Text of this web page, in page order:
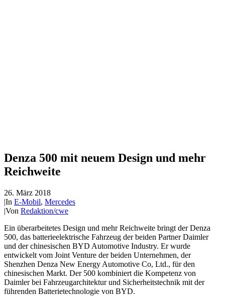
Denza 500 mit neuem Design und mehr
Reichweite
26. März 2018
|In E-Mobil, Mercedes
|Von Redaktion/cwe
Ein überarbeitetes Design und mehr Reichweite bringt der Denza
500, das batterieelektrische Fahrzeug der beiden Partner Daimler
und der chinesischen BYD Automotive Industry. Er wurde
entwickelt vom Joint Venture der beiden Unternehmen, der
Shenzhen Denza New Energy Automotive Co, Ltd., für den
chinesischen Markt. Der 500 kombiniert die Kompetenz von
Daimler bei Fahrzeugarchitektur und Sicherheitstechnik mit der
führenden Batterietechnologie von BYD.